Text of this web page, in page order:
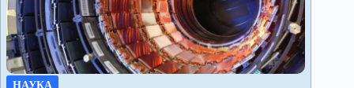
НАУКА